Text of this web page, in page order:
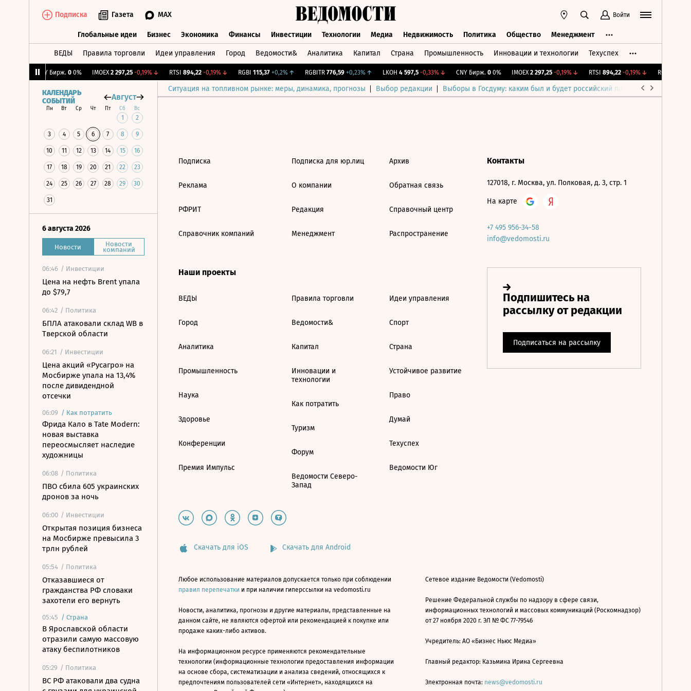
Подписка Газета MAX Войти
Глобальные идеи Бизнес Экономика Финансы Инвестиции Технологии Медиа Недвижимость Политика Общество Менеджмент
ВЕДЫ Правила торговли Идеи управления Город Ведомости& Аналитика Капитал Страна Промышленность Инновации и технологии Техуспех
CNY Бирж. 0 0% IMOEX 2 297,25 -0,19%↓ RTSI 894,22 -0,19%↓ RGBI 115,37 +0,2%↑ RGBITR 776,59 +0,23%↑ LKOH 4 597,5 -0,33%↓ CNY Бирж. 0 0% IMOEX 2 297,25 -0,19%↓ RTSI 894,22 -0,19%↓ RGBI
Ситуация на топливном рынке: меры, динамика, прогнозы Выбор редакции Выборы в Госдуму: каким был и будет российский парламент
КАЛЕНДАРЬ
СОБЫТИЙ
Август
Пн Вт Ср Чт Пт Сб Вс
1 2
3 4 5 6 7 8 9
10 11 12 13 14 15 16
17 18 19 20 21 22 23
24 25 26 27 28 29 30
31
6 августа 2026
Новости Новости
компаний
06:46 / Инвестиции
Цена на нефть Brent упала
до $79,7
06:42 / Политика
БПЛА атаковали склад WB в
Тверской области
06:21 / Инвестиции
Цена акций «Русагро» на
Мосбирже упала на 13,4%
после дивидендной
отсечки
06:09 / Как потратить
Фрида Кало в Tate Modern:
новая выставка
переосмысляет наследие
художницы
06:08 / Политика
ПВО сбила 605 украинских
дронов за ночь
06:00 / Инвестиции
Открытая позиция бизнеса
на Мосбирже превысила 3
трлн рублей
05:54 / Политика
Отказавшиеся от
гражданства РФ словаки
захотели его вернуть
05:45 / Страна
В Ярославской области
отразили самую массовую
атаку беспилотников
05:29 / Политика
ВС РФ атаковали два судна
Подписка
Реклама
РФРИТ
Справочник компаний
Подписка для юр.лиц
О компании
Редакция
Менеджмент
Архив
Обратная связь
Справочный центр
Распространение
Наши проекты
ВЕДЫ
Город
Аналитика
Промышленность
Наука
Здоровье
Конференции
Премия Импульс
Правила торговли
Ведомости&
Капитал
Инновации и
технологии
Как потратить
Туризм
Форум
Ведомости Северо-
Запад
Идеи управления
Спорт
Страна
Устойчивое развитие
Право
Думай
Техуспех
Ведомости Юг
Контакты
127018, г. Москва, ул. Полковая, д. 3, стр. 1
На карте
+7 495 956-34-58
info@vedomosti.ru
Скачать для iOS Скачать для Android
Любое использование материалов допускается только при соблюдении
правил перепечатки и при наличии гиперссылки на vedomosti.ru
Новости, аналитика, прогнозы и другие материалы, представленные на
данном сайте, не являются офертой или рекомендацией к покупке или
продаже каких-либо активов.
На информационном ресурсе применяются рекомендательные
технологии (информационные технологии предоставления информации
на основе сбора, систематизации и анализа сведений, относящихся к
предпочтениям пользователей сети «Интернет», находящихся на
Сетевое издание Ведомости (Vedomosti)
Решение Федеральной службы по надзору в сфере связи,
информационных технологий и массовых коммуникаций (Роскомнадзор)
от 27 ноября 2020 г. ЭЛ № ФС 77-79546
Учредитель: АО «Бизнес Ньюс Медиа»
Главный редактор: Казьмина Ирина Сергеевна
Электронная почта: news@vedomosti.ru